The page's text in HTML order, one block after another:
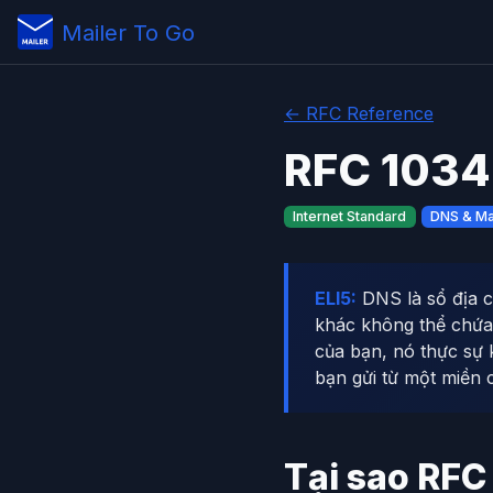
Mailer To Go
← RFC Reference
RFC
Internet Standard DNS &
ELI5: DNS là sổ địa
khác không thể
của bạn, nó thực sự
bạn gửi từ một miền
Tại sao